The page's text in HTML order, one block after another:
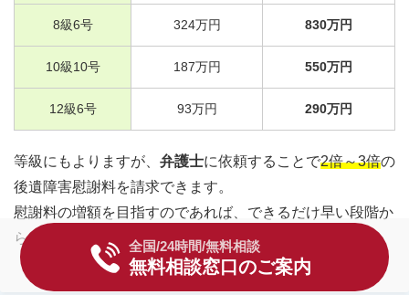
8級6号 324万円 830万円
10級10号 187万円 550万円
12級6号 93万円 290万円
等級にもよりますが、 弁護士に依頼することで2倍～3倍の
後遺障害慰謝料を請求できます。
慰謝料の増額を目指すのであれば、できるだけ早い段階か
ら弁護士と相談しておくことが重要です。
全国/24時間/無料相談
無料相談窓口のご案内